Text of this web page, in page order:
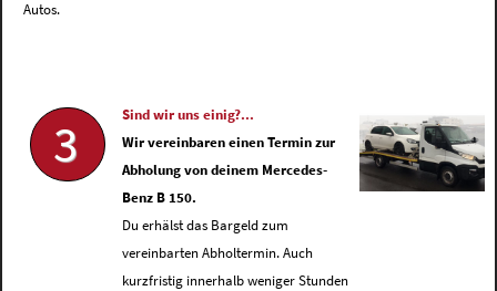
Autos.
3
Sind wir uns einig?...
Wir vereinbaren einen Termin zur
Abholung von deinem Mercedes-
Benz B 150.
Du erhälst das Bargeld zum
vereinbarten Abholtermin. Auch
kurzfristig innerhalb weniger Stunden